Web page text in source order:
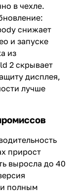
в чехле.
снижает
и запуске
из
2 скрывает
дисплея,
лучше
прирост
выросла до 40
полным